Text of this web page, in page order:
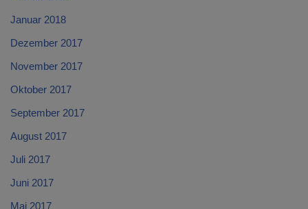
Januar 2018
Dezember 2017
November 2017
Oktober 2017
September 2017
August 2017
Juli 2017
Juni 2017
Mai 2017